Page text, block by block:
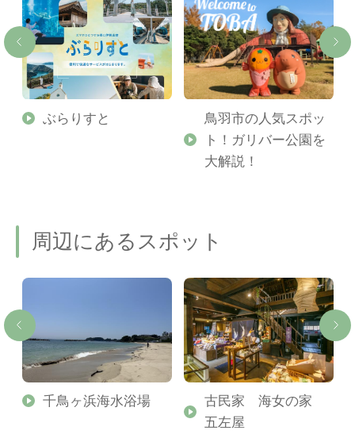
ぶらりすと
鳥羽市の人気スポッ
ト！ガリバー公園を
大解説！
周辺にあるスポット
千鳥ヶ浜海水浴場
古民家 海女の家
五左屋